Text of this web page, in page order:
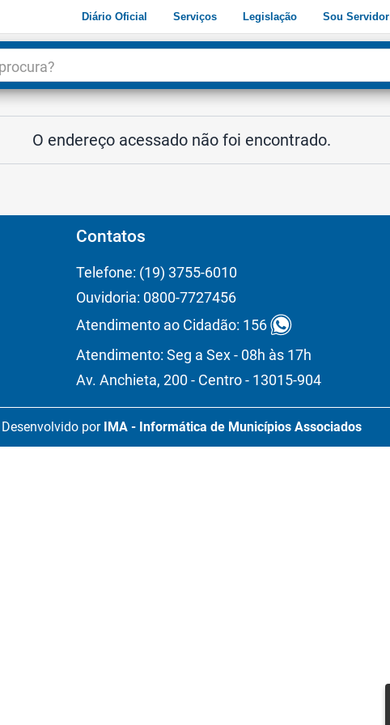
Diário Oficial Serviços Legislação Sou Servidor
O endereço acessado não foi encontrado.
Contatos
Telefone: (19) 3755-6010
Ouvidoria: 0800-7727456
Atendimento ao Cidadão: 156
Atendimento: Seg a Sex - 08h às 17h
Av. Anchieta, 200 - Centro - 13015-904
Desenvolvido por IMA - Informática de Municípios Associados